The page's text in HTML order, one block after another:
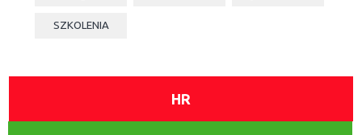
SZKOLENIA
HR